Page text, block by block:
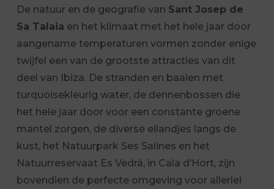
De natuur en de geografie van Sant Josep de
Sa Talaia en het klimaat met het hele jaar door
aangename temperaturen vormen zonder enige
twijfel een van de grootste attracties van dit
deel van Ibiza. De stranden en baaien met
turquoisekleurig water, de dennenbossen die
het hele jaar door voor een constante groene
mantel zorgen, de diverse eilandjes langs de
kust, het Natuurpark Ses Salines en het
Natuurreservaat Es Vedrà, in Cala d’Hort, zijn
bovendien de perfecte omgeving voor allerlei